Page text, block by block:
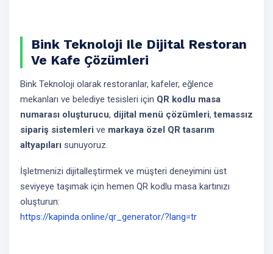
Bink Teknoloji Ile Dijital Restoran
Ve Kafe Çözümleri
Bink Teknoloji olarak restoranlar, kafeler, eğlence
mekanları ve belediye tesisleri için QR kodlu masa
numarası oluşturucu, dijital menü çözümleri,temassız
sipariş sistemleri ve markaya özel QR tasarım
altyapıları sunuyoruz.
İşletmenizi dijitalleştirmek ve müşteri deneyimini üst
seviyeye taşımak için hemen QR kodlu masa kartınızı
oluşturun:
https://kapinda.online/qr_generator/?lang=tr